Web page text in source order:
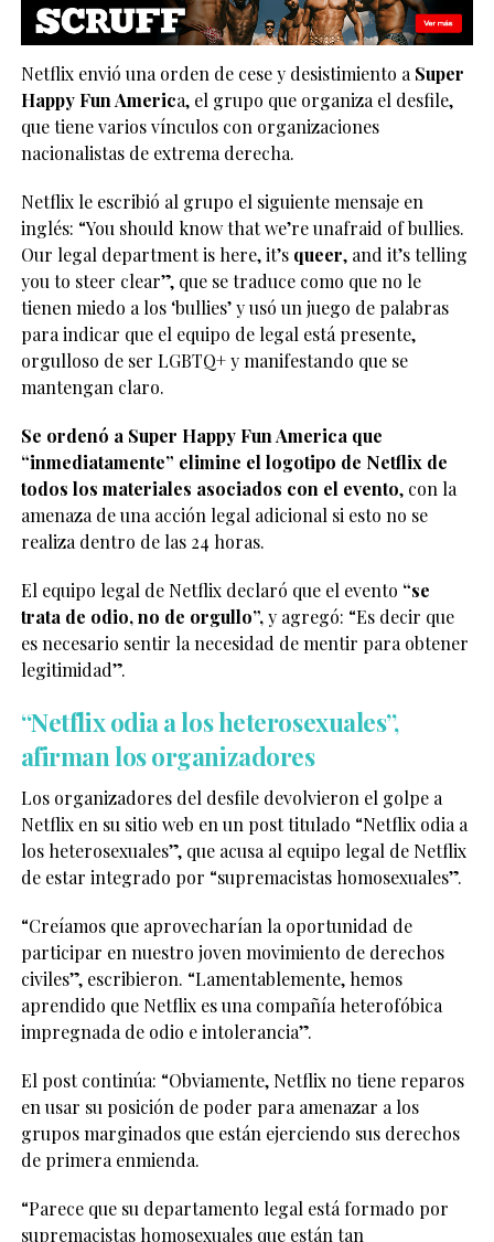
Netflix envió una orden de cese y desistimiento a Super
Happy Fun America, el grupo que organiza el desfile,
que tiene varios vínculos con organizaciones
nacionalistas de extrema derecha.
Netflix le escribió al grupo el siguiente mensaje en
inglés: “You should know that we’re unafraid of bullies.
Our legal department is here, it’s queer, and it’s telling
you to steer clear”, que se traduce como que no le
tienen miedo a los ‘bullies’ y usó un juego de palabras
para indicar que el equipo de legal está presente,
orgulloso de ser LGBTQ+ y manifestando que se
mantengan claro.
Se ordenó a Super Happy Fun America que
“inmediatamente” elimine el logotipo de Netflix de
todos los materiales asociados con el evento, con la
amenaza de una acción legal adicional si esto no se
realiza dentro de las 24 horas.
El equipo legal de Netflix declaró que el evento “se
trata de odio, no de orgullo”,y agregó: “Es decir que
es necesario sentir la necesidad de mentir para obtener
legitimidad”.
“Netflix odia a los heterosexuales”,
afirman los organizadores
Los organizadores del desfile devolvieron el golpe a
Netflix en su sitio web en un post titulado “Netflix odia a
los heterosexuales”, que acusa al equipo legal de Netflix
de estar integrado por “supremacistas homosexuales”.
“Creíamos que aprovecharían la oportunidad de
participar en nuestro joven movimiento de derechos
civiles”, escribieron. “Lamentablemente, hemos
aprendido que Netflix es una compañía heterofóbica
impregnada de odio e intolerancia”.
El post continúa: “Obviamente, Netflix no tiene reparos
en usar su posición de poder para amenazar a los
grupos marginados que están ejerciendo sus derechos
de primera enmienda.
“Parece que su departamento legal está formado por
supremacistas homosexuales que están tan